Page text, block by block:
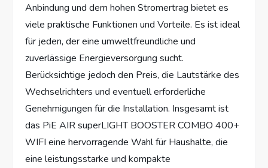
Anbindung und dem hohen Stromertrag bietet es
viele praktische Funktionen und Vorteile. Es ist ideal
für jeden, der eine umweltfreundliche und
zuverlässige Energieversorgung sucht.
Berücksichtige jedoch den Preis, die Lautstärke des
Wechselrichters und eventuell erforderliche
Genehmigungen für die Installation. Insgesamt ist
das PiE AIR superLIGHT BOOSTER COMBO 400+
WIFI eine hervorragende Wahl für Haushalte, die
eine leistungsstarke und kompakte